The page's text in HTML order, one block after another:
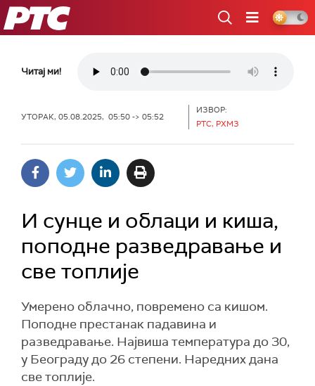
РТС
Читај ми!
УТОРАК, 05.08.2025, 05:50 -> 05:52
ИЗВОР:
РТС, РХМЗ
И сунце и облаци и киша,
поподне разведравање и
све топлије
Умерено облачно, повремено са кишом.
Поподне престанак падавина и
разведравање. Највиша температура до 30,
у Београду до 26 степени. Наредних дана
све топлије.